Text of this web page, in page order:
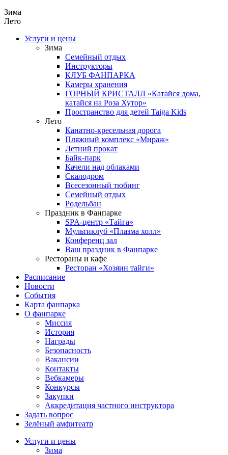
Зима
Лето
Услуги и цены
Зима
Семейный отдых
Инструкторы
КЛУБ ФАНПАРКА
Камеры хранения
ГОРНЫЙ КРИСТАЛЛ «Катайся дома,
катайся на Роза Хутор»
Пространство для детей Taiga Kids
Лето
Канатно-кресельная дорога
Пляжный комплекс «Мираж»
Летний прокат
Байк-парк
Качели над облаками
Скалодром
Всесезонный тюбинг
Семейный отдых
Родельбан
Праздник в Фанпарке
SPA-центр «Тайга»
Мультиклуб «Плазма холл»
Конференц зал
Ваш праздник в Фанпарке
Рестораны и кафе
Ресторан «Хозяин тайги»
Расписание
Новости
События
Карта фанпарка
О фанпарке
Миссия
История
Награды
Безопасность
Вакансии
Контакты
Вебкамеры
Конкурсы
Закупки
Аккредитация частного инструктора
Задать вопрос
Зелёный амфитеатр
Услуги и цены
Зима